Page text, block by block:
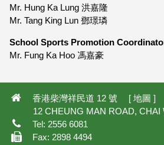
Mr. Hung Ka Lung 洪嘉隆
Mr. Tang King Lun 鄧璟璘
School Sports Promotion
Mr. Fung Ka Hoo 馮嘉豪
香港柴灣祥民道 12 號 [ 地圖]
12 CHEUNG MAN ROAD, CHAI
Tel: 2556 6081
Fax: 2898 4494